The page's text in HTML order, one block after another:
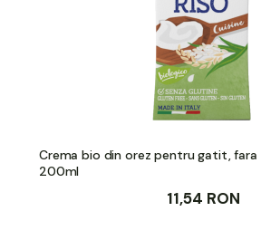
Crema bio din orez pentru gatit, fara
200ml
11,54 RON